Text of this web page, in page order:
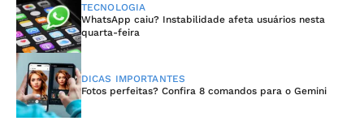
TECNOLOGIA
WhatsApp caiu? Instabilidade afeta usuários nesta
quarta-feira
DICAS IMPORTANTES
Fotos perfeitas? Confira 8 comandos para o Gemini